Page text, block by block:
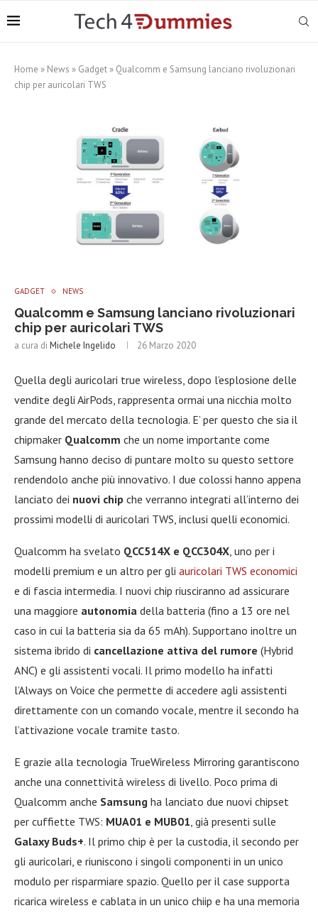
Home » News » Gadget » Qualcomm e Samsung lanciano rivoluzionari
chip per auricolari TWS
GADGET NEWS
Qualcomm e Samsung lanciano rivoluzionari
chip per auricolari TWS
a cura di Michele Ingelido 26 Marzo 2020
Quella degli auricolari true wireless, dopo l’esplosione delle
vendite degli AirPods, rappresenta ormai una nicchia molto
grande del mercato della tecnologia. E’ per questo che sia il
chipmaker Qualcomm che un nome importante come
Samsung hanno deciso di puntare molto su questo settore
rendendolo anche più innovativo. I due colossi hanno appena
lanciato dei nuovi chip che verranno integrati all’interno dei
prossimi modelli di auricolari TWS, inclusi quelli economici.
Qualcomm ha svelato QCC514X e QCC304X, uno per i
modelli premium e un altro per gli auricolari TWS economici
e di fascia intermedia. I nuovi chip riusciranno ad assicurare
una maggiore autonomia della batteria (fino a 13 ore nel
caso in cui la batteria sia da 65 mAh). Supportano inoltre un
sistema ibrido di cancellazione attiva del rumore (Hybrid
ANC) e gli assistenti vocali. Il primo modello ha infatti
l’Always on Voice che permette di accedere agli assistenti
direttamente con un comando vocale, mentre il secondo ha
l’attivazione vocale tramite tasto.
E grazie alla tecnologia TrueWireless Mirroring garantiscono
anche una connettività wireless di livello. Poco prima di
Qualcomm anche Samsung ha lanciato due nuovi chipset
per cuffiette TWS: MUA01 e MUB01, già presenti sulle
Galaxy Buds+. Il primo chip è per la custodia, il secondo per
gli auricolari, e riuniscono i singoli componenti in un unico
modulo per risparmiare spazio. Quello per il case supporta
ricarica wireless e cablata in un unico chiip e ha una memoria